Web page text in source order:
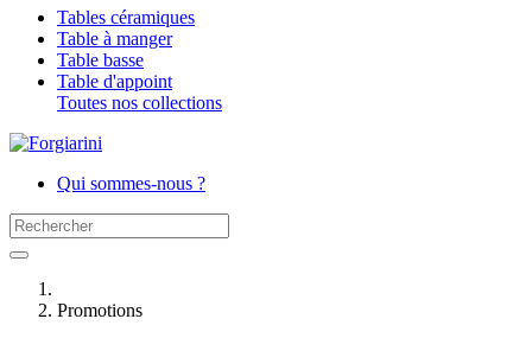
Tables céramiques
Table à manger
Table basse
Table d'appoint
Toutes nos collections
Qui sommes-nous ?
Promotions